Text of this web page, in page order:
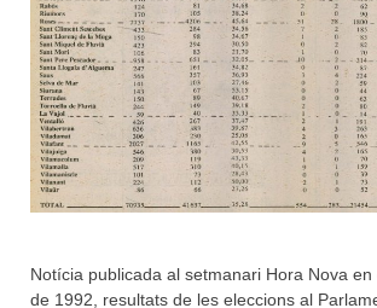
Notícia publicada al setmanari Hora Nova
de 1992, resultats de les eleccions al